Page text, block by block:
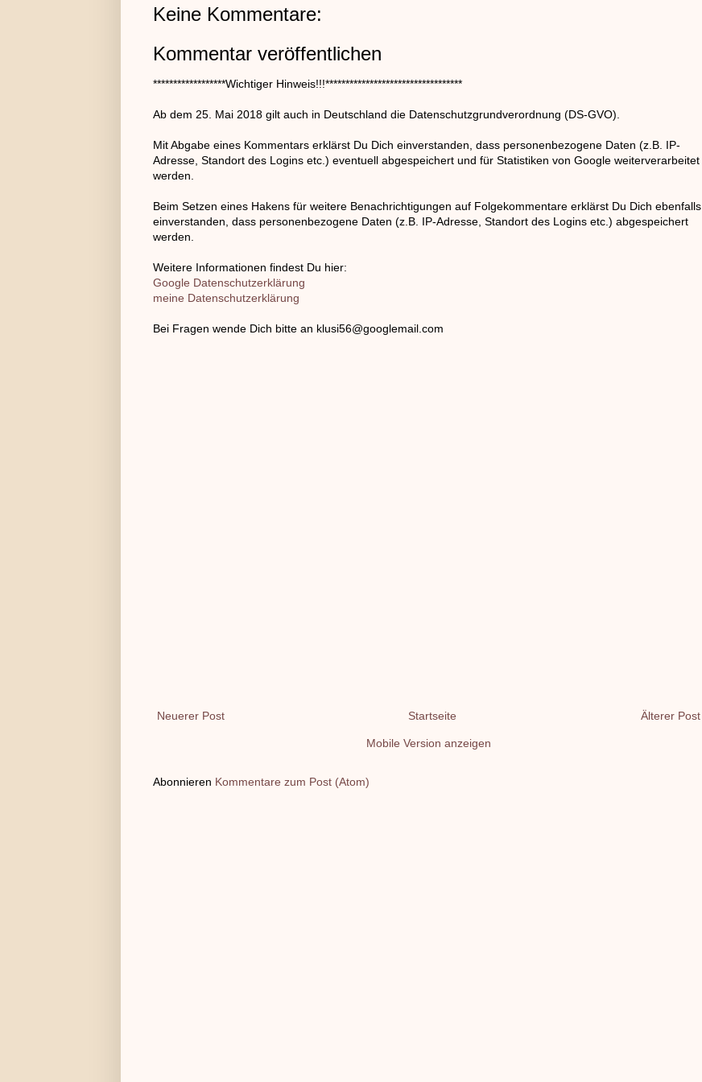
Keine Kommentare:
Kommentar veröffentlichen
******************Wichtiger Hinweis!!!**********************************
Ab dem 25. Mai 2018 gilt auch in Deutschland die Datenschutzgrundverordnung (DS-GVO).
Mit Abgabe eines Kommentars erklärst Du Dich einverstanden, dass personenbezogene Daten (z.B. IP-
Adresse, Standort des Logins etc.) eventuell abgespeichert und für Statistiken von Google weiterverarbeitet
werden.
Beim Setzen eines Hakens für weitere Benachrichtigungen auf Folgekommentare erklärst Du Dich ebenfalls
einverstanden, dass personenbezogene Daten (z.B. IP-Adresse, Standort des Logins etc.) abgespeichert
werden.
Weitere Informationen findest Du hier:
Google Datenschutzerklärung
meine Datenschutzerklärung
Bei Fragen wende Dich bitte an klusi56@googlemail.com
Neuerer Post Älterer Post
Startseite
Mobile Version anzeigen
Abonnieren Kommentare zum Post (Atom)